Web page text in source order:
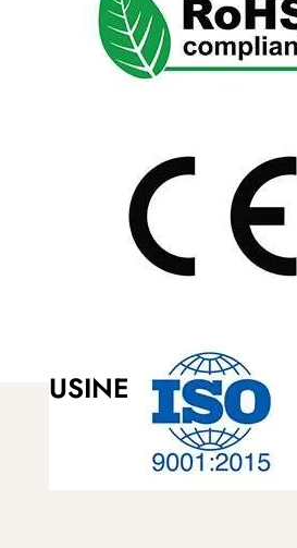
USINE